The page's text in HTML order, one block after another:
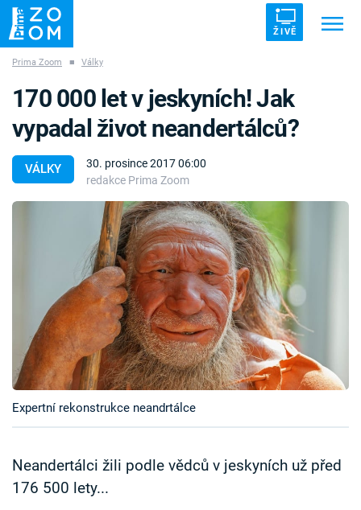
ŽIVĚ
ZÁHADY VETŘELCI DÁVNOVĚKU
Pořady
TV Program
Časopis
Sledujte prima+
Přihlášení
Prima Zoom ■ Války
VÁLKY
30. prosince 2017 06:00
redakce Prima Zoom
170 000 let v jeskyních! Jak
vypadal život neandertálců?
Expertní rekonstrukce neandrtálce
Neandertálci žili podle vědců v jeskyních už před
176 500 lety...